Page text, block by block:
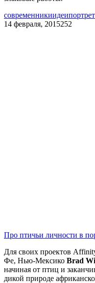
современникиидеипортрет
14 февраля, 2015252
Про птичьи личности в
Для своих проектов
Фе, Нью-Мексико Brad
начиная от птиц и
дикой природе